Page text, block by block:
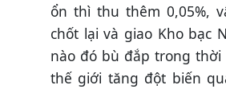
ổn thì thu thêm 0,05%,
chốt lại và giao Kho bạc
nào đó bù đắp trong
thế giới tăng đột biến